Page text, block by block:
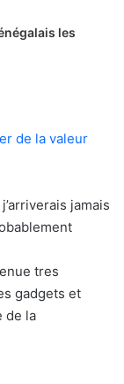
les
de la valeur
jamais
tres
gadgets et
de la